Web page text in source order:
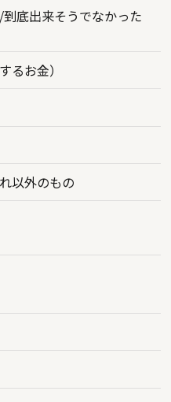
底出来そうでなかった
るお金）
以外のもの